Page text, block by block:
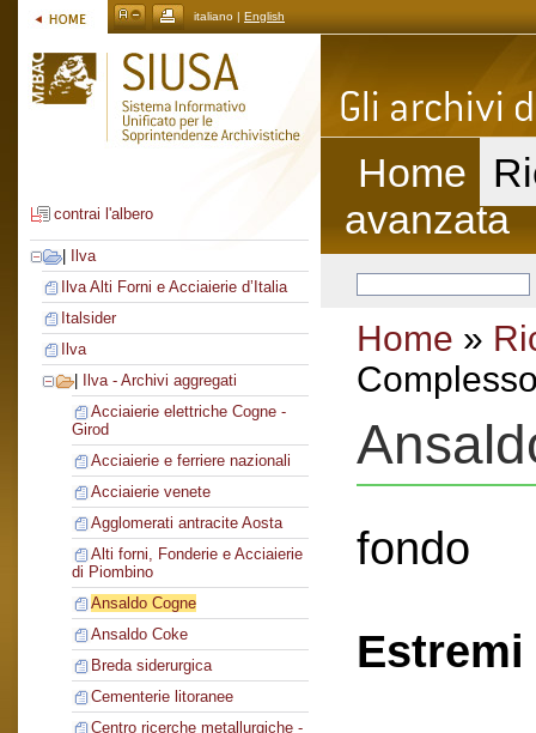
italiano | English
contrai l'albero
Ilva
Ilva Alti Forni e Acciaierie d’Italia
Italsider
Ilva
Ilva - Archivi aggregati
Acciaierie elettriche Cogne -
Girod
Acciaierie e ferriere nazionali
Acciaierie venete
Agglomerati antracite Aosta
Alti forni, Fonderie e Acciaierie
di Piombino
Ansaldo Cogne
Ansaldo Coke
Breda siderurgica
Cementerie litoranee
Centro ricerche metallurgiche -
Home
avanzata
Home »
fondo